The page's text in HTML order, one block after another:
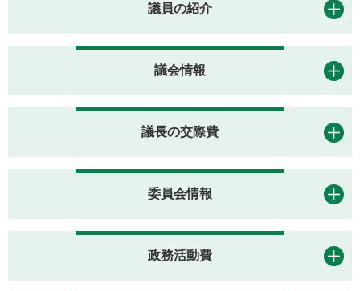
議員の紹介
議会情報
議長の交際費
委員会情報
政務活動費